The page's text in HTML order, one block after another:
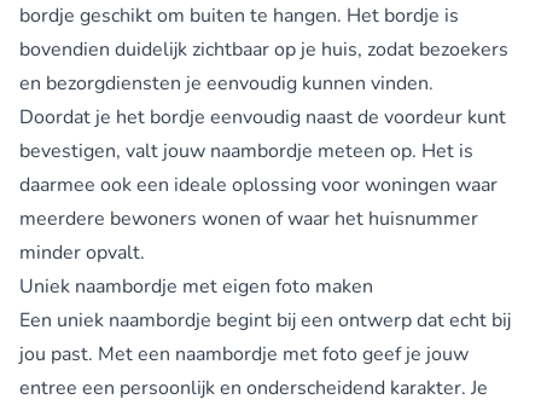
bordje geschikt om buiten te hangen. Het bordje is
bovendien duidelijk zichtbaar op je huis, zodat bezoekers
en bezorgdiensten je eenvoudig kunnen vinden.
Doordat je het bordje eenvoudig naast de voordeur kunt
bevestigen, valt jouw naambordje meteen op. Het is
daarmee ook een ideale oplossing voor woningen waar
meerdere bewoners wonen of waar het huisnummer
minder opvalt.
Uniek naambordje met eigen foto maken
Een uniek naambordje begint bij een ontwerp dat echt bij
jou past. Met een naambordje met foto geef je jouw
entree een persoonlijk en onderscheidend karakter. Je